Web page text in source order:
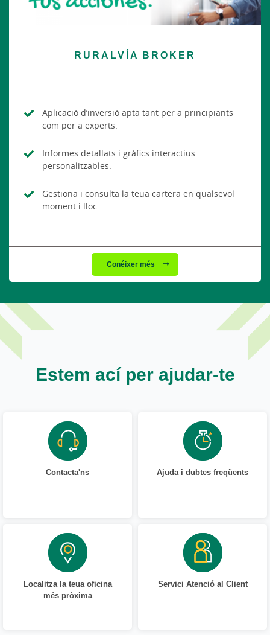
RURALVÍA BROKER
Aplicació d’inversió apta tant per a principiants
com per a experts.
Informes detallats i gràfics interactius
personalitzables.
Gestiona i consulta la teua cartera en qualsevol
moment i lloc.
Conéixer més
Estem ací per ajudar-te
Contacta'ns Ajuda i dubtes freqüents
Localitza la teua oficina
més pròxima
Servici Atenció al Client